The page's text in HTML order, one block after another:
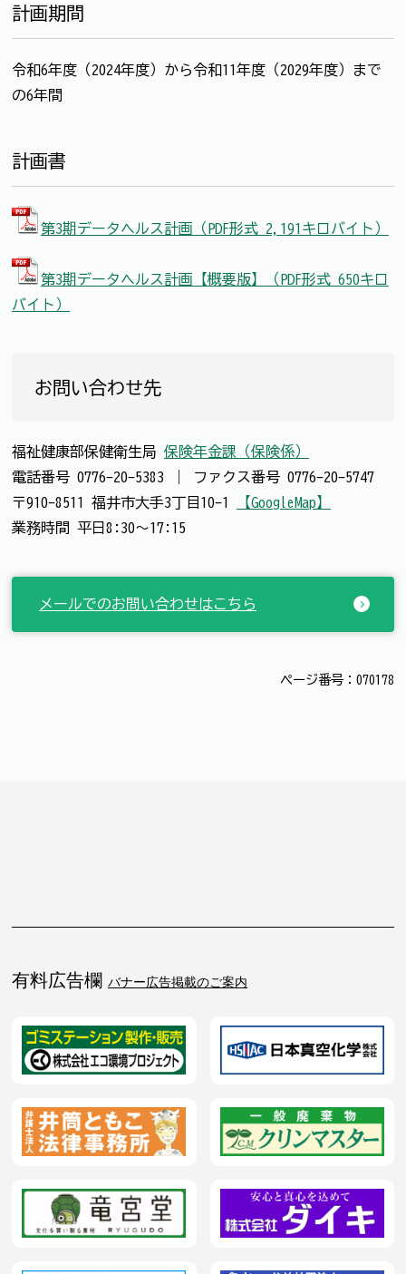
計画期間
令和6年度（2024年度）から令和11年度（2029年度）まで
の6年間
計画書
第3期データヘルス計画（PDF形式 2,191キロバイト）
第3期データヘルス計画【概要版】（PDF形式 650キロ
バイト）
お問い合わせ先
福祉健康部保健衛生局 保険年金課（保険係）
電話番号 0776-20-5383 ファクス番号 0776-20-5747
〒910-8511 福井市大手3丁目10-1
【GoogleMap】
業務時間 平日8:30～17:15
メールでのお問い合わせはこちら
ページ番号：070178
有料広告欄 バナー広告掲載のご案内